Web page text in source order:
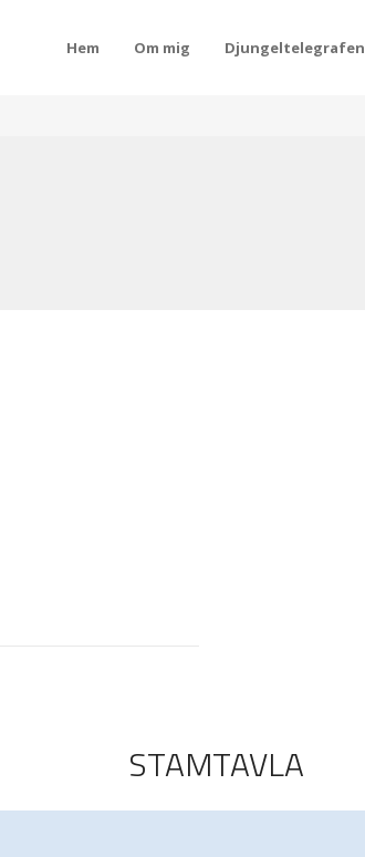
Hem Om mig Djungeltelegrafen
STAMTAVLA